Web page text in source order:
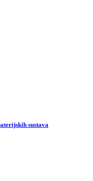
sustava